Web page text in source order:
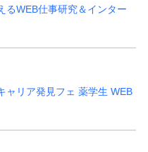
るWEB仕事研究＆インター
ャリア発見フェ 薬学生 WEB